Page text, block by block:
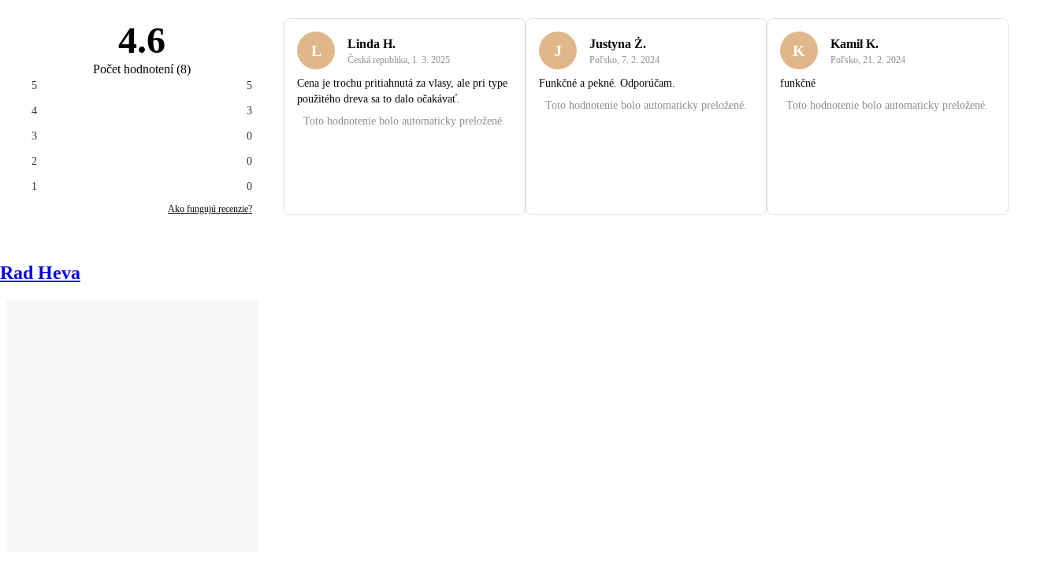
4.6
Počet hodnotení(8)
5 5
4 3
3 0
2 0
1 0
Ako fungujú recenzie?
L Linda H.
Česká republika, 1. 3. 2025
Cena je trochu pritiahnutá za vlasy, ale pri type
použitého dreva sa to dalo očakávať.
Toto hodnotenie bolo automaticky preložené.
J Justyna Ż.
Poľsko, 7. 2. 2024
Funkčné a pekné. Odporúčam.
Toto hodnotenie bolo automaticky preložené.
K Kamil K.
Poľsko,21. 2. 2024
funkčné
Toto hodnotenie bolo automaticky preložené.
Rad Heva